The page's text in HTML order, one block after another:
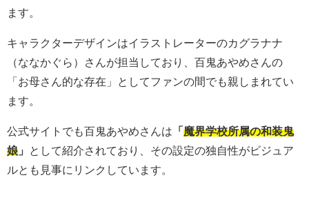
ます。
キャラクターデザインはイラストレーターのカグラナナ
（ななかぐら）さんが担当しており、百鬼あやめさんの
「お母さん的な存在」としてファンの間でも親しまれてい
ます。
公式サイトでも百鬼あやめさんは 「 魔界学校所属の和装鬼
娘 」
として紹介されており、その設定の独自性がビジュア
ルとも見事にリンクしています。